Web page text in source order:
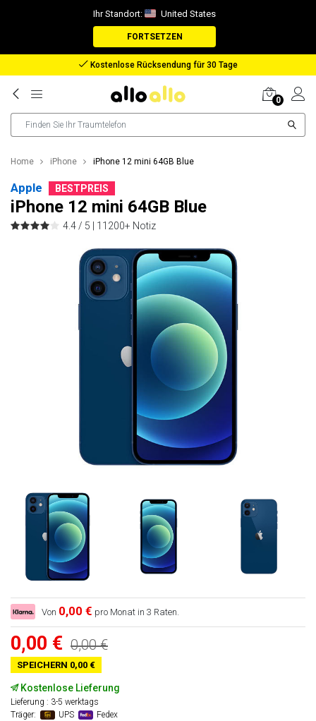
Ihr Standort: United States
FORTSETZEN
Rückerstattung bei verlorenem Paket
0
Home iPhone iPhone 12 mini 64GB Blue
Apple BESTPREIS
iPhone 12 mini 64GB Blue
4.4 / 5 | 11200+ Notiz
Von 0,00 € pro Monat in 3 Raten.
0,00 € 0,00 €
SPEICHERN 0,00 €
Kostenlose Lieferung
Lieferung : 3-5 werktags
Träger:
UPS Fedex